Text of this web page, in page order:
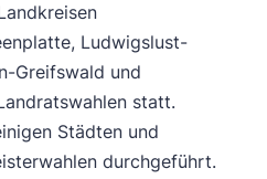
Ludwigslust-
Greifswald und
statt.
Städten und
durchgeführt.